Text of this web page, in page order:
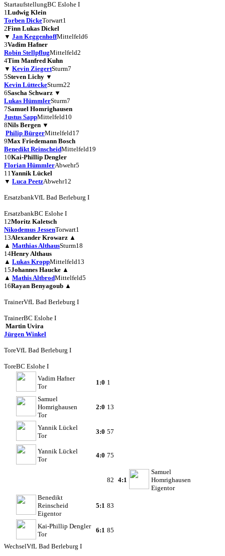
StartaufstellungBC Eslohe I
1Ludwig Klein
Torben DickeTorwart1
2Finn Lukas Dickel
▼ Jan KeggenhoffMittelfeld6
3Vadim Hafner
Robin StellpflugMittelfeld2
4Tim Manfred Kuhn
▼ Kevin ZiegertSturm7
5Steven Lichy ▼
Kevin LütteckeSturm22
6Sascha Schwarz ▼
Lukas HümmlerSturm7
7Samuel Homrighausen
Justus SappMittelfeld10
8Nils Bergen ▼
Philip BürgerMittelfeld17
9Max Friedemann Bosch
Benedikt ReinscheidMittelfeld19
10Kai-Phillip Dengler
Florian HümmlerAbwehr5
11Yannik Lückel
▼ Luca PeetzAbwehr12
ErsatzbankVfL Bad Berleburg I
ErsatzbankBC Eslohe I
12Moritz Kaletsch
Nikodemus JessenTorwart1
13Alexander Krowarz ▲
▲ Matthias AlthausSturm18
14Henry Althaus
▲ Lukas KroppMittelfeld13
15Johannes Haucke ▲
▲ Mathis AltbrodMittelfeld5
16Rayan Benyagoub ▲
TrainerVfL Bad Berleburg I
TrainerBC Eslohe I
Martin Uvira
Jürgen Winkel
ToreVfL Bad Berleburg I
ToreBC Eslohe I
Vadim Hafner
Tor
1:0 1
Samuel
Homrighausen
Tor
2:0 13
Yannik Lückel
Tor
3:0 57
Yannik Lückel
Tor
4:0 75
82 4:1
Samuel
Homrighausen
Eigentor
Benedikt
Reinscheid
Eigentor
5:1 83
Kai-Phillip Dengler
Tor
6:1 85
WechselVfL Bad Berleburg I